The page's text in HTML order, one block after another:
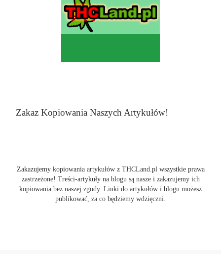
Zakaz Kopiowania Naszych Artykułów!
Zakazujemy kopiowania artykułów z THCLand.pl wszystkie prawa
zastrzeżone! Treści-artykuły na blogu są nasze i zakazujemy ich
kopiowania bez naszej zgody. Linki do artykułów i blogu możesz
publikować, za co będziemy wdzięczni.